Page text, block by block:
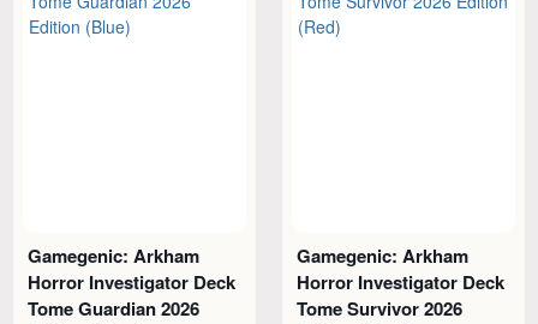
Gamegenic: Arkham
Horror Investigator Deck
Tome Guardian 2026
Gamegenic: Arkham
Horror Investigator Deck
Tome Survivor 2026